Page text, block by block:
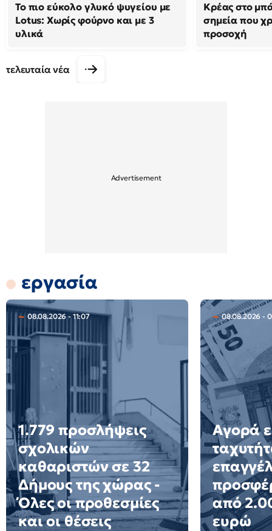
Το πιο εύκολο γλυκό ψυγείου με
Lotus: Χωρίς φούρνο και με 3
υλικά
Κρέας στο
σημεία που
προσοχή
τελευταία νέα
εργασία
08.08.2026 - 11:07
1.779 προσλήψεις
σχολικών
καθαριστών σε 32
Δήμους της χώρας -
Όλες οι προθεσμίες
και οι θέσεις
08.08.2026 -
Αγορά
από
ευρώ